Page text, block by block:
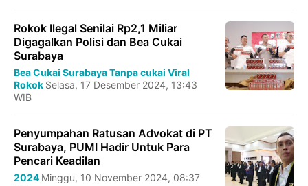
Rokok Ilegal Senilai Rp2,1 Miliar
Digagalkan Polisi dan Bea Cukai
Surabaya
Bea Cukai SurabayaTanpa cukai Viral
Rokok Selasa, 17 Desember 2024, 13:43
WIB
Penyumpahan Ratusan Advokat di PT
Surabaya, PUMI Hadir Untuk Para
Pencari Keadilan
2024 Minggu, 10 November 2024, 08:37